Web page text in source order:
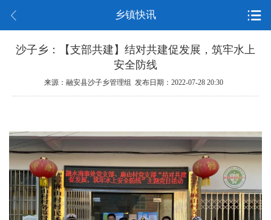
乡镇快讯
沙子乡：【支部共建】结对共建促发展，筑牢水上
安全防线
来源：融安县沙子乡管理组 发布日期：2022-07-28 20:30